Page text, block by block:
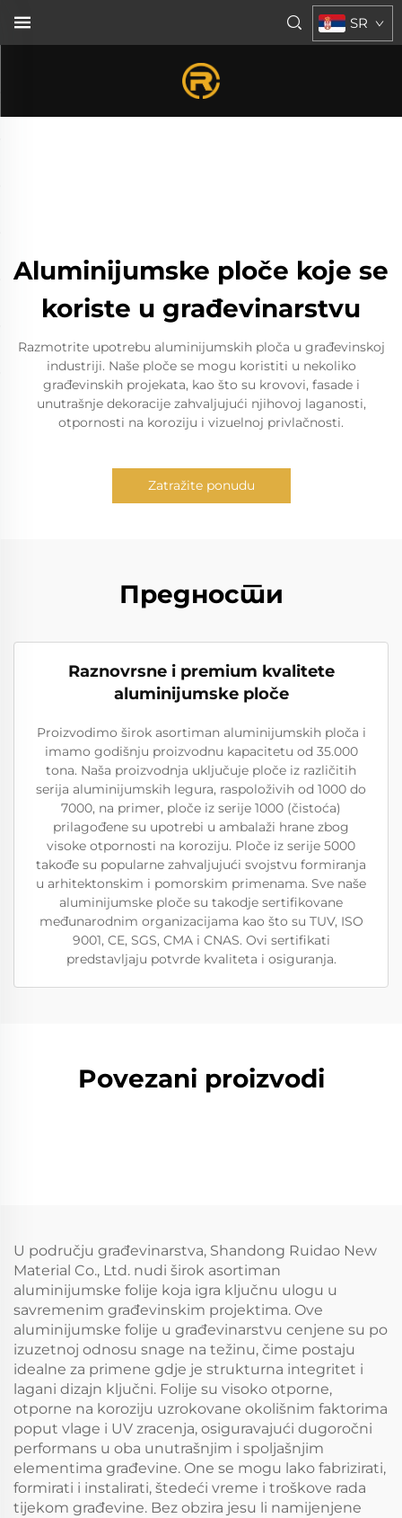
SR
Aluminijumske ploče koje se
koriste u građevinarstvu
Razmotrite upotrebu aluminijumskih ploča u građevinskoj
industriji. Naše ploče se mogu koristiti u nekoliko
građevinskih projekata, kao što su krovovi, fasade i
unutrašnje dekoracije zahvaljujući njihovoj laganosti,
otpornosti na koroziju i vizuelnoj privlačnosti.
Zatražite ponudu
Предности
Raznovrsne i premium kvalitete
aluminijumske ploče
Proizvodimo širok asortiman aluminijumskih ploča i
imamo godišnju proizvodnu kapacitetu od 35.000
tona. Naša proizvodnja uključuje ploče iz različitih
serija aluminijumskih legura, raspoloživih od 1000 do
7000, na primer, ploče iz serije 1000 (čistoća)
prilagođene su upotrebi u ambalaži hrane zbog
visoke otpornosti na koroziju. Ploče iz serije 5000
takođe su popularne zahvaljujući svojstvu formiranja
u arhitektonskim i pomorskim primenama. Sve naše
aluminijumske ploče su takodje sertifikovane
međunarodnim organizacijama kao što su TUV, ISO
9001, CE, SGS, CMA i CNAS. Ovi sertifikati
predstavljaju potvrde kvaliteta i osiguranja.
Povezani proizvodi
U području građevinarstva, Shandong Ruidao New
Material Co., Ltd. nudi širok asortiman
aluminijumske folije koja igra ključnu ulogu u
savremenim građevinskim projektima. Ove
aluminijumske folije u građevinarstvu cenjene su po
izuzetnoj odnosu snage na težinu, čime postaju
idealne za primene gdje je strukturna integritet i
lagani dizajn ključni. Folije su visoko otporne,
otporne na koroziju uzrokovane okolišnim faktorima
poput vlage i UV zracenja, osiguravajući dugoročni
performans u oba unutrašnjim i spoljašnjim
elementima građevine. One se mogu lako fabrizirati,
formirati i instalirati, štedeći vreme i troškove rada
tijekom građevine. Bez obzira jesu li namijenjene